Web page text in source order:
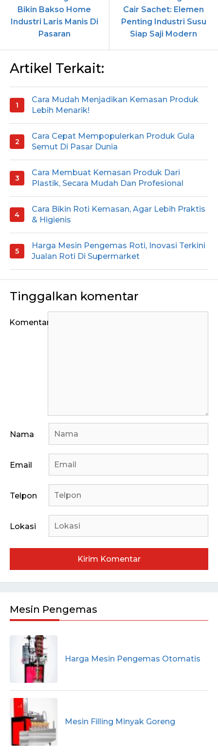
Bikin Bakso Home
Industri Laris Manis Di
Pasaran
Cair Sachet: Elemen
Penting Industri Susu
Siap Saji Modern
Artikel Terkait:
Cara Mudah Menjadikan Kemasan Produk
Lebih Menarik!
Cara Cepat Mempopulerkan Produk Gula
Semut Di Pasar Dunia
Cara Membuat Kemasan Produk Dari
Plastik, Secara Mudah Dan Profesional
Cara Bikin Roti Kemasan, Agar Lebih Praktis
& Higienis
Harga Mesin Pengemas Roti, Inovasi Terkini
Jualan Roti Di Supermarket
Tinggalkan komentar
Komentar
Nama
Email
Telpon
Lokasi
Mesin Pengemas
Harga Mesin Pengemas Otomatis
Mesin Filling Minyak Goreng